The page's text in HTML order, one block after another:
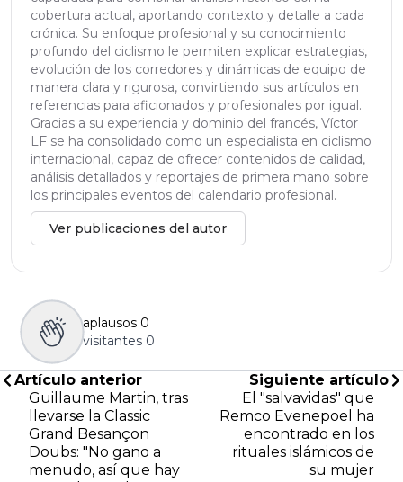
cobertura actual, aportando contexto y detalle a cada
crónica. Su enfoque profesional y su conocimiento
profundo del ciclismo le permiten explicar estrategias,
evolución de los corredores y dinámicas de equipo de
manera clara y rigurosa, convirtiendo sus artículos en
referencias para aficionados y profesionales por igual.
Gracias a su experiencia y dominio del francés, Víctor
LF se ha consolidado como un especialista en ciclismo
internacional, capaz de ofrecer contenidos de calidad,
análisis detallados y reportajes de primera mano sobre
los principales eventos del calendario profesional.
Ver publicaciones del autor
aplausos 0
visitantes 0
Artículo anterior
Guillaume Martin, tras
llevarse la Classic
Grand Besançon
Doubs: "No gano a
menudo, así que hay
Siguiente artículo
El "salvavidas" que
Remco Evenepoel ha
encontrado en los
rituales islámicos de
su mujer